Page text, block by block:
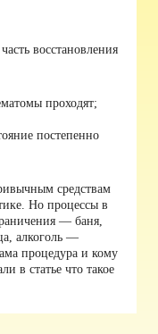
восстановления
проходят;
постепенно
средствам
Но процессы в
— баня,
алкоголь —
процедура и кому
в статье что такое